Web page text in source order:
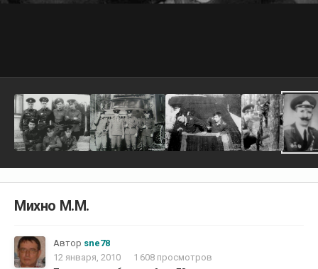
Михно М.М.
Автор sne78
12 января, 2010
1 608 просмотров